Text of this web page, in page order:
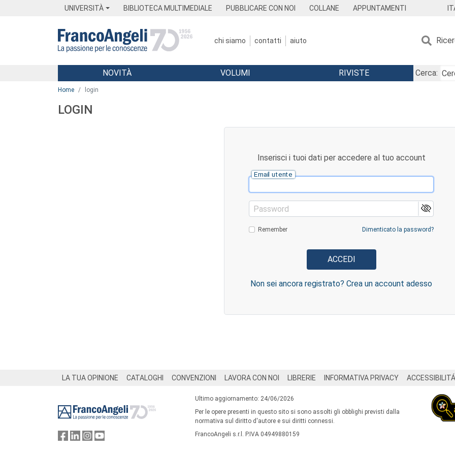
UNIVERSITÀ BIBLIOTECA MULTIMEDIALE PUBBLICARE CON NOI COLLANE APPUNTAMENTI
chi siamo contatti aiuto
Menu
NOVITÀ VOLUMI RIVISTE
Cerca:
Home login
LOGIN
Inserisci i tuoi dati per accedere al tuo account
Email utente
Password
Remember Dimenticato la password?
Non sei ancora registrato? Crea un account adesso
LA TUA OPINIONE CATALOGHI CONVENZIONI LAVORA CON NOI LIBRERIE INFORMATIVA PRIVACY ACCESSIBILITÁ
Ultimo aggiornamento: 24/06/2026
Per le opere presenti in questo sito si sono assolti gli obblighi previsti dalla
normativa sul diritto d'autore e sui diritti connessi.
FrancoAngeli s.r.l. P.IVA 04949880159